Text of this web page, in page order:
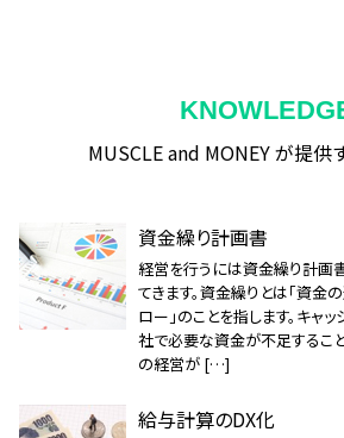
MUSCLE and MONEY が提供
資金繰り計画書
経営を行うには資金繰り計画
てきます。資金繰りとは「資金
ロー」のことを指します。キャ
社で必要な資金が不足するこ
の経営が […]
給与計算のDX化